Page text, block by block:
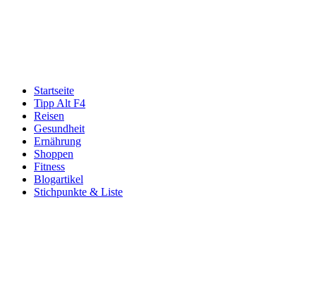
Startseite
Tipp Alt F4
Reisen
Gesundheit
Ernährung
Shoppen
Fitness
Blogartikel
Stichpunkte & Liste